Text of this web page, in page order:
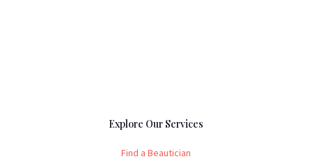
Explore Our Services
Find a Beautician